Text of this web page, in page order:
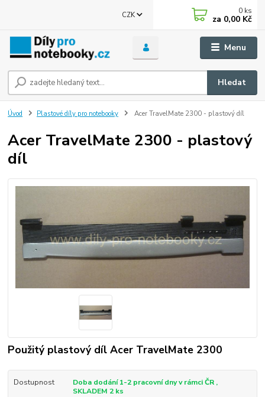
Menu
CZK
Hledat
0 ks
za 0,00 Kč
Úvod Plastové díly pro notebooky Acer TravelMate 2300 - plastový díl
Acer TravelMate 2300 - plastový
díl
Použitý plastový díl Acer TravelMate 2300
Dostupnost
Doba dodání 1-2 pracovní dny v rámci ČR ,
SKLADEM 2 ks